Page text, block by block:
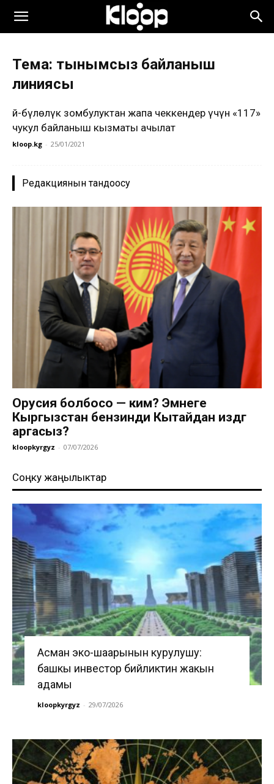
Тема: тынымсыз байланыш
линиясы
Үй-бүлөлүк зомбулуктан жапа чеккендер үчүн «117»
чукул байланыш кызматы ачылат
kloop.kg - 25/01/2021
Редакциянын тандоосу
Орусия болбосо — ким? Эмнеге
Кыргызстан бензинди Кытайдан издөөгө
аргасыз?
kloopkyrgyz - 07/07/2026
Соңку жаңылыктар
Асман эко-шаарынын курулушу:
башкы инвестор бийликтин жакын
адамы
kloopkyrgyz - 29/07/2026